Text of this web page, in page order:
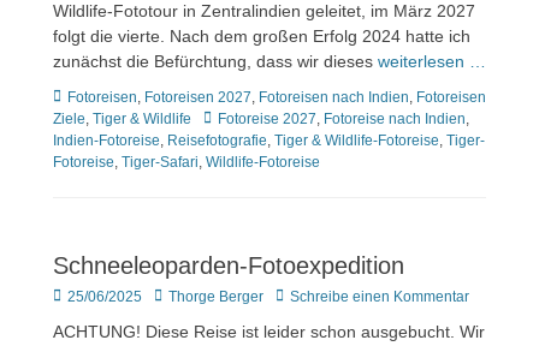
Wildlife-Fototour in Zentralindien geleitet, im März 2027
folgt die vierte. Nach dem großen Erfolg 2024 hatte ich
zunächst die Befürchtung, dass wir dieses weiterlesen …
Kategorien
Fotoreisen, Fotoreisen 2027, Fotoreisen nach Indien, Fotoreisen
Ziele, Tiger & Wildlife TagsFotoreise 2027, Fotoreise nach Indien,
Indien-Fotoreise, Reisefotografie, Tiger & Wildlife-Fotoreise, Tiger-
Fotoreise, Tiger-Safari, Wildlife-Fotoreise
Schneeleoparden-Fotoexpedition
Veröffentlicht
25/06/2025 Author
Thorge Berger Schreibe einen Kommentar
ACHTUNG! Diese Reise ist leider schon ausgebucht. Wir